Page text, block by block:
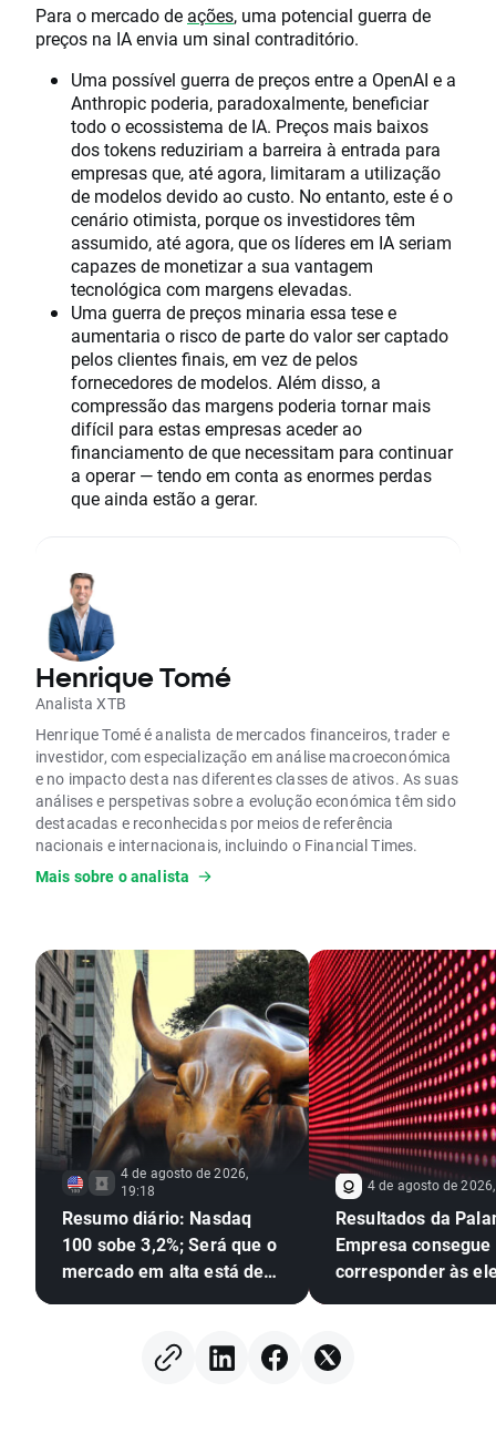
Para o mercado de ações, uma potencial guerra de
preços na IA envia um sinal contraditório.
Uma possível guerra de preços entre a OpenAI e a
Anthropic poderia, paradoxalmente, beneficiar
todo o ecossistema de IA. Preços mais baixos
dos tokens reduziriam a barreira à entrada para
empresas que, até agora, limitaram a utilização
de modelos devido ao custo. No entanto, este é o
cenário otimista, porque os investidores têm
assumido, até agora, que os líderes em IA seriam
capazes de monetizar a sua vantagem
tecnológica com margens elevadas.
Uma guerra de preços minaria essa tese e
aumentaria o risco de parte do valor ser captado
pelos clientes finais, em vez de pelos
fornecedores de modelos. Além disso, a
compressão das margens poderia tornar mais
difícil para estas empresas aceder ao
financiamento de que necessitam para continuar
a operar — tendo em conta as enormes perdas
que ainda estão a gerar.
Henrique Tomé
Analista XTB
Henrique Tomé é analista de mercados financeiros, trader e
investidor, com especialização em análise macroeconómica
e no impacto desta nas diferentes classes de ativos. As suas
análises e perspetivas sobre a evolução económica têm sido
destacadas e reconhecidas por meios de referência
nacionais e internacionais, incluindo o Financial Times.
É formado em Finanças e Contabilidade e possui uma pós-
Mais sobre o analista
4 de agosto de 2026,
19:18
Resumo diário: Nasdaq
100 sobe 3,2%; Será que o
mercado em alta está de
4 de agosto de
Resultados da
Empresa consegue
corresponder às